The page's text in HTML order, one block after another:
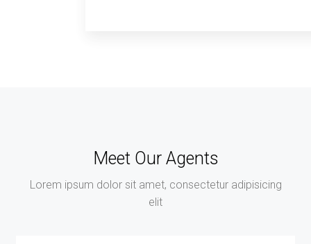
Meet Our Agents
Lorem ipsum dolor sit amet, consectetur adipisicing
elit